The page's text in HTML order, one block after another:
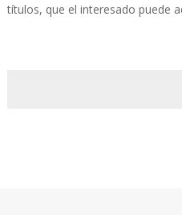
títulos, que el interesado puede